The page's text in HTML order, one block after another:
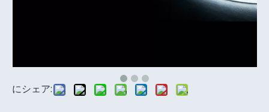
にシェア: